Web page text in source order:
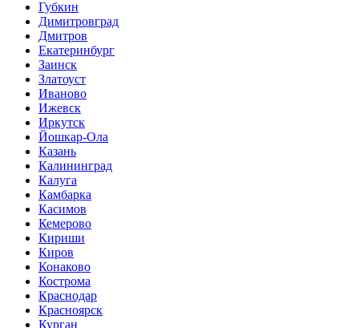
Губкин
Димитровград
Дмитров
Екатеринбург
Заинск
Златоуст
Иваново
Ижевск
Иркутск
Йошкар-Ола
Казань
Калининград
Калуга
Камбарка
Касимов
Кемерово
Кириши
Киров
Конаково
Кострома
Краснодар
Красноярск
Курган